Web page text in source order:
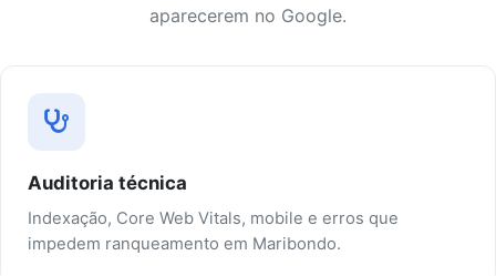
aparecerem no Google.
Auditoria técnica
Indexação, Core Web Vitals, mobile e erros que
impedem ranqueamento em Maribondo.